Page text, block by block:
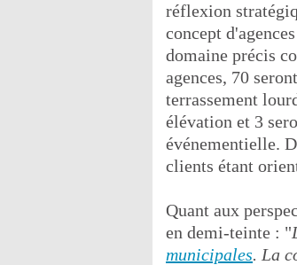
réflexion
concept
domaine précis
agences, 70
terrassement
élévation et 3
événementielle.
clients étant
Quant aux
en demi-teinte : "
municipales. La